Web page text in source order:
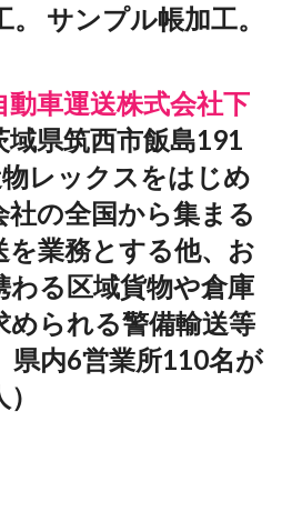
。 サンプル帳加工。
動車運送株式会社下
域県筑西市飯島191
レックスをはじめ
社の全国から集まる
を業務とする他、お
わる区域貨物や倉庫
められる警備輸送等
県内6営業所110名が